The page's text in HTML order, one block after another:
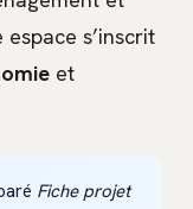
s’inscrit
et
Fiche projet